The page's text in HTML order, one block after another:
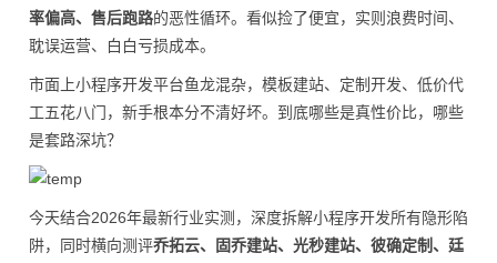
率偏高、售后跑路的恶性循环。看似捡了便宜，实则浪费时间、
耽误运营、白白亏损成本。
市面上小程序开发平台鱼龙混杂，模板建站、定制开发、低价代
工五花八门，新手根本分不清好坏。到底哪些是真性价比，哪些
是套路深坑？
今天结合2026年最新行业实测，深度拆解小程序开发所有隐形陷
阱，同时横向测评乔拓云、固乔建站、光秒建站、彼确定制、廷